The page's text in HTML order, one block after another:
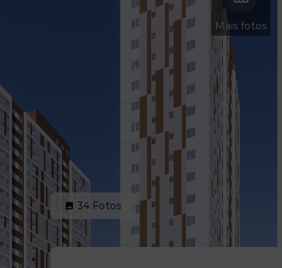
Mais fotos
34 Fotos